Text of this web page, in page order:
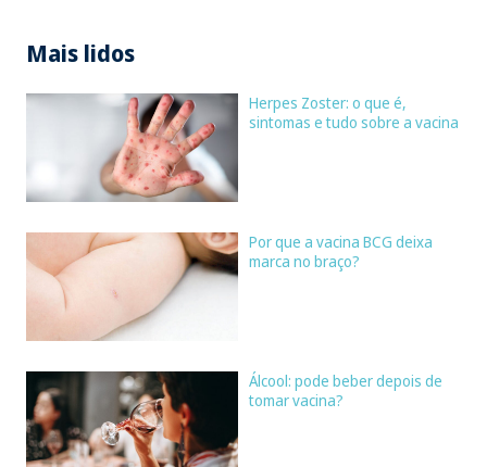
Mais lidos
Herpes Zoster: o que é,
sintomas e tudo sobre a vacina
Por que a vacina BCG deixa
marca no braço?
Álcool: pode beber depois de
tomar vacina?